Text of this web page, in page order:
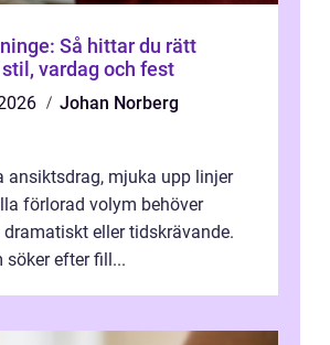
Så hittar du rätt
vardag och fest
Johan Norberg
ansiktsdrag, mjuka upp linjer
förlorad volym behöver
dramatiskt eller tidskrävande.
söker efter fill...